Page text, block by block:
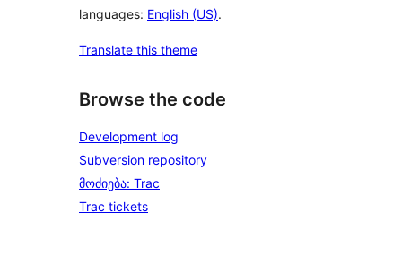
languages: English (US).
Translate this theme
Browse the code
Development log
Subversion repository
მოძიება: Trac
Trac tickets